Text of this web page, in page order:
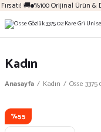
🚚 %100 Orijinal Ürün &
Kadın
Anasayfa Kadın Osse
%55